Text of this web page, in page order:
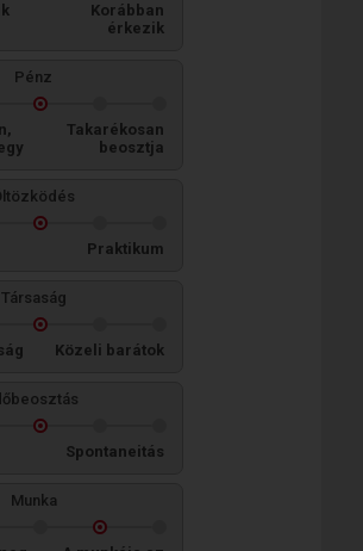
Korábban
érkezik
Pénz
Takarékosan
beosztja
Praktikum
Társaság
Közeli barátok
Spontaneitás
Munka